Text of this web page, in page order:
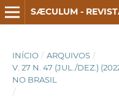
SÆCULUM -
INÍCIO / ARQUIVOS /
V. 27 N. 47 (JUL./DEZ.)
NO BRASIL
/